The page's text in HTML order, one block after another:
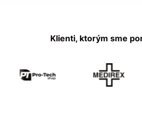
Klienti, ktorým sme